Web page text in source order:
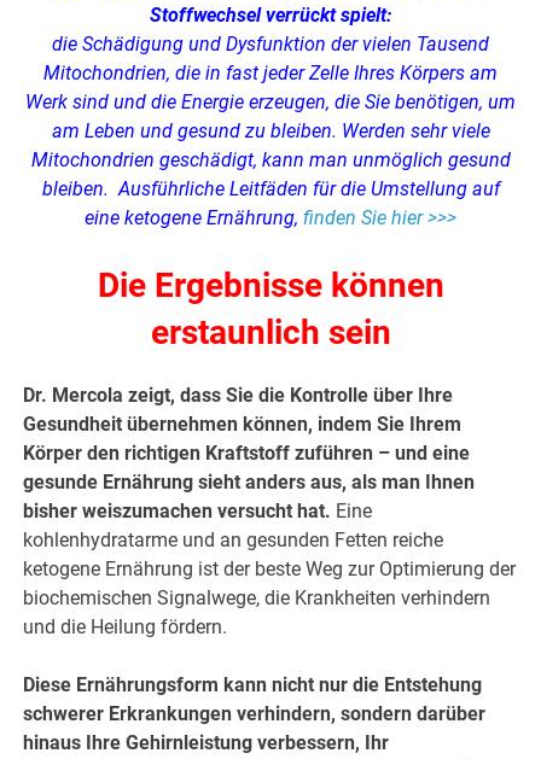
Stoffwechsel verrückt spielt:
die Schädigung und Dysfunktion der vielen Tausend
Mitochondrien, die in fast jeder Zelle Ihres Körpers am
Werk sind und die Energie erzeugen, die Sie benötigen, um
am Leben und gesund zu bleiben. Werden sehr viele
Mitochondrien geschädigt, kann man unmöglich gesund
bleiben. Ausführliche Leitfäden für die Umstellung auf
eine ketogene Ernährung, finden Sie hier >>>
Die Ergebnisse können
erstaunlich sein
Dr. Mercola zeigt, dass Sie die Kontrolle über Ihre
Gesundheit übernehmen können, indem Sie Ihrem
Körper den richtigen Kraftstoff zuführen – und eine
gesunde Ernährung sieht anders aus, als man Ihnen
bisher weiszumachen versucht hat. Eine
kohlenhydratarme und an gesunden Fetten reiche
ketogene Ernährung ist der beste Weg zur Optimierung der
biochemischen Signalwege, die Krankheiten verhindern
und die Heilung fördern.
Diese Ernährungsform kann nicht nur die Entstehung
schwerer Erkrankungen verhindern, sondern darüber
hinaus Ihre Gehirnleistung verbessern, Ihr